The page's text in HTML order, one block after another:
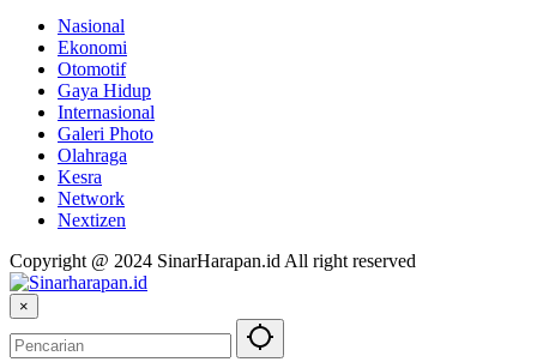
Nasional
Ekonomi
Otomotif
Gaya Hidup
Internasional
Galeri Photo
Olahraga
Kesra
Network
Nextizen
Copyright @ 2024 SinarHarapan.id All right reserved
×